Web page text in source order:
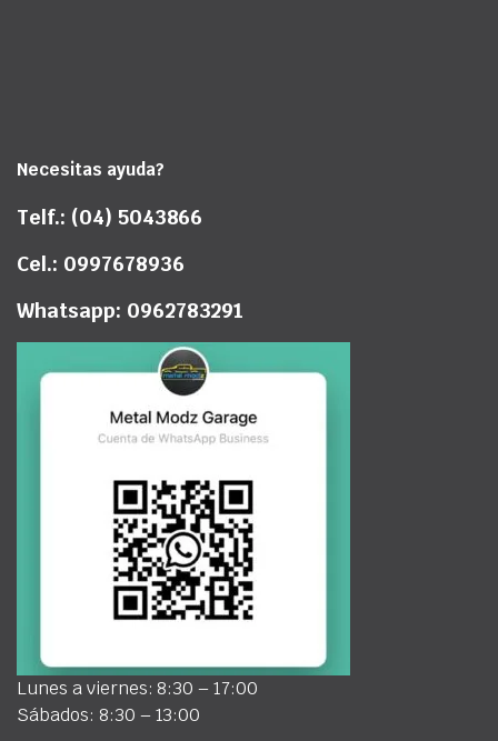
Necesitas ayuda?
Telf.: (04) 5043866
Cel.: 0997678936
Whatsapp: 0962783291
Lunes a viernes: 8:30 – 17:00
Sábados: 8:30 – 13:00